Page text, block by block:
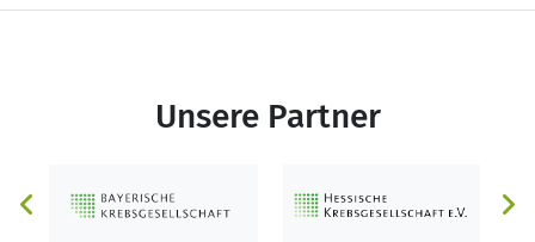
Unsere Partner